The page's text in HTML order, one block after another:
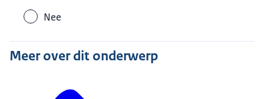
Nee
Meer over dit onderwerp